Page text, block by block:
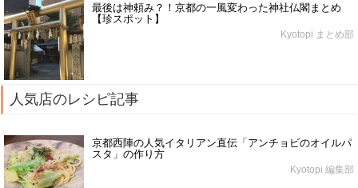
最後は神頼み？！京都の一風変わった神社仏閣まとめ
【珍スポット】
Kyotopi まとめ部
人気店のレシピ記事
京都西陣の人気イタリアン直伝「アンチョビのオイルパ
スタ」の作り方
Kyotopi 編集部